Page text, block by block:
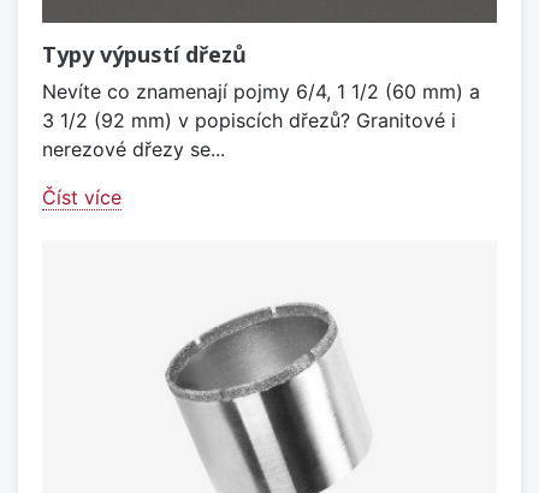
Typy výpustí dřezů
Nevíte co znamenají pojmy 6/4, 1 1/2 (60 mm) a
3 1/2 (92 mm) v popiscích dřezů? Granitové i
nerezové dřezy se...
Číst více